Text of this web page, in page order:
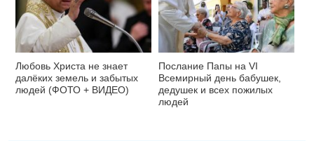
Любовь Христа не знает
далёких земель и забытых
людей (ФОТО + ВИДЕО)
Послание Папы на VI
Всемирный день бабушек,
дедушек и всех пожилых
людей